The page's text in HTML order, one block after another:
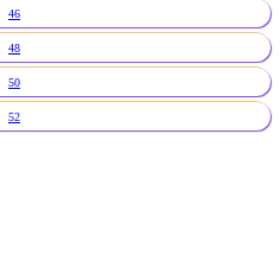
46
48
50
52